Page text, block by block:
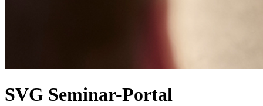
SVG Seminar-Portal